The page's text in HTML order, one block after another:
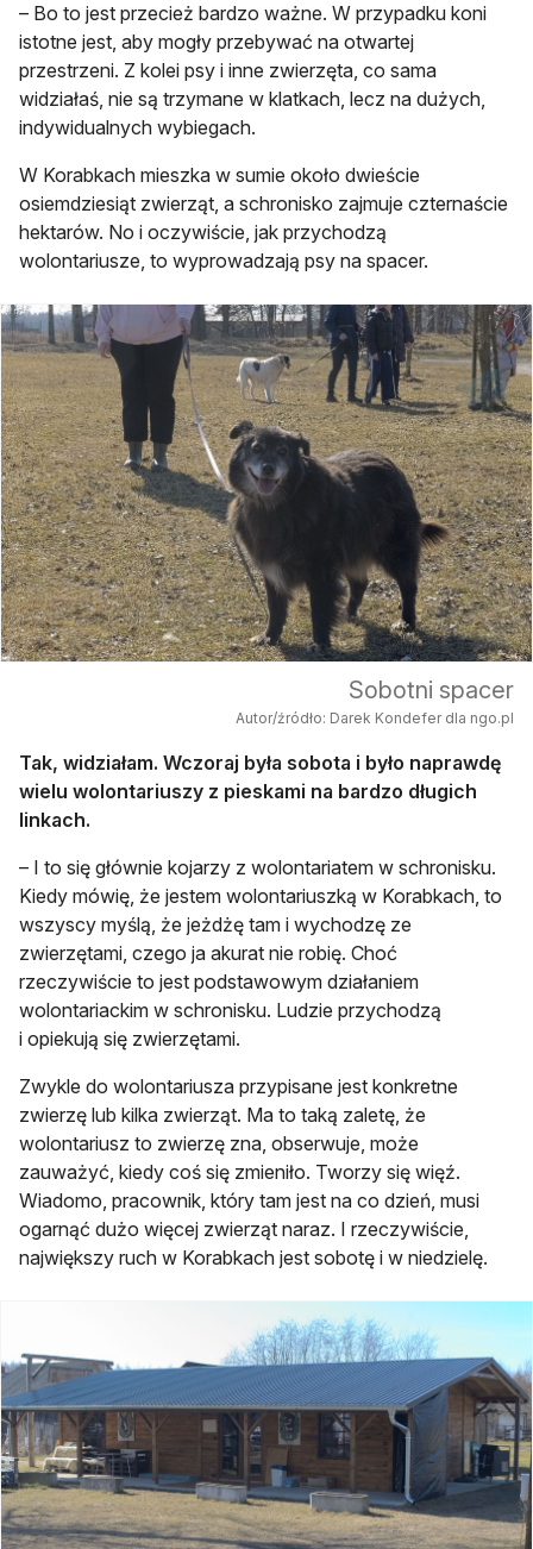
– Bo to jest przecież bardzo ważne. W przypadku koni
istotne jest, aby mogły przebywać na otwartej
przestrzeni. Z kolei psy i inne zwierzęta, co sama
widziałaś, nie są trzymane w klatkach, lecz na dużych,
indywidualnych wybiegach.
W Korabkach mieszka w sumie około dwieście
osiemdziesiąt zwierząt, a schronisko zajmuje czternaście
hektarów. No i oczywiście, jak przychodzą
wolontariusze, to wyprowadzają psy na spacer.
Sobotni spacer
Autor/źródło: Darek Kondefer dla ngo.pl
Tak, widziałam. Wczoraj była sobota i było naprawdę
wielu wolontariuszy z pieskami na bardzo długich
linkach.
– I to się głównie kojarzy z wolontariatem w schronisku.
Kiedy mówię, że jestem wolontariuszką w Korabkach, to
wszyscy myślą, że jeżdżę tam i wychodzę ze
zwierzętami, czego ja akurat nie robię. Choć
rzeczywiście to jest podstawowym działaniem
wolontariackim w schronisku. Ludzie przychodzą
i opiekują się zwierzętami.
Zwykle do wolontariusza przypisane jest konkretne
zwierzę lub kilka zwierząt. Ma to taką zaletę, że
wolontariusz to zwierzę zna, obserwuje, może
zauważyć, kiedy coś się zmieniło. Tworzy się więź.
Wiadomo, pracownik, który tam jest na co dzień, musi
ogarnąć dużo więcej zwierząt naraz. I rzeczywiście,
największy ruch w Korabkach jest sobotę i w niedzielę.